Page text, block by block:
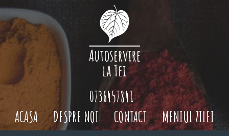
ACASA DESPRE NOI CONTACT MENIUL ZILEI
0736457841